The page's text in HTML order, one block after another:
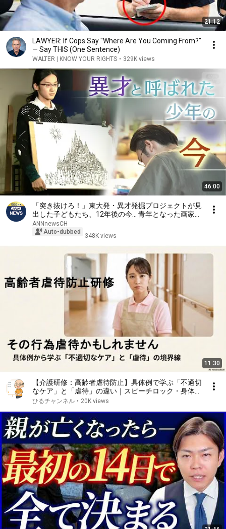
21:12
LAWYER: If Cops Say "Where Are You Coming From?"
— Say THIS (One Sentence)
WALTER | KNOW YOUR RIGHTS • 329K views
46:00
「突き抜けろ！」東大発・異才発掘プロジェクトが見
出した子どもたち、12年後の今… 青年となった画家は
苦悩していた【テレメンタリーPlus】
ANNnewsCH
Auto-dubbed
348K views
11:30
【介護研修：高齢者虐待防止】具体例で学ぶ「不適切
なケア」と「虐待」の違い｜スピーチロック・身体拘
束
ひるチャンネル • 20K views